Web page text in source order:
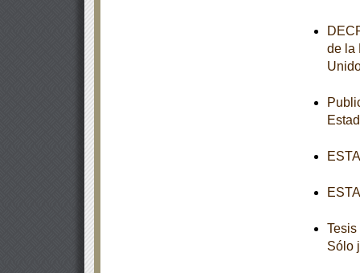
de la
Sólo